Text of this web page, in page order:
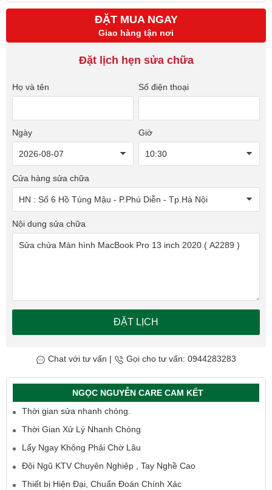
ĐẶT MUA NGAY
Giao hàng tận nơi
Đặt lịch hẹn sửa chữa
Họ và tên Số điện thoại
Ngày Giờ
Cửa hàng sửa chữa
Nội dung sửa chữa
ĐẶT LỊCH
Chat với tư vấn | Gọi cho tư vấn: 0944283283
NGỌC NGUYỄN CARE CAM KẾT
Thời gian sửa nhanh chóng.
Thời Gian Xử Lý Nhanh Chóng
Lấy Ngay Không Phải Chờ Lâu
Đội Ngũ KTV Chuyên Nghiệp , Tay Nghề Cao
Thiết bị Hiện Đại, Chuẩn Đoán Chính Xác